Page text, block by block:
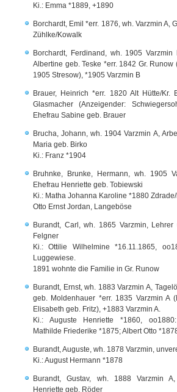
Ki.: Emma *1889, +1890
Borchardt, Emil *err. 1876, wh. Varzmin A,
Zühlke/Kowalk
Borchardt, Ferdinand, wh. 1905
Albertine geb. Teske *err. 1842 Gr. Runow
1905 Stresow), *1905 Varzmin B
Brauer, Heinrich *err. 1820 Alt Hütte/Kr.
Glasmacher (Anzeigender:
Ehefrau Sabine geb. Brauer
Brucha, Johann, wh. 1904 Varzmin A,
Maria geb. Birko
Ki.: Franz *1904
Bruhnke, Brunke, Hermann, wh. 1905
Ehefrau Henriette geb. Tobiewski
Ki.: Matha Johanna Karoline *1880
Otto Ernst Jordan, Langeböse
Burandt, Carl, wh. 1865 Varzmin,
Felgner
Ki.: Ottilie Wilhelmine *16.11.1865,
Luggewiese.
1891 wohnte die Familie in Gr. Runow
Burandt, Ernst, wh. 1883 Varzmin A,
geb. Moldenhauer *err. 1835 Varzmin A
Elisabeth geb. Fritz), +1883 Varzmin A.
Ki.: Auguste Henriette *1860,
Mathilde Friederike *1875; Albert Otto
Burandt, Auguste, wh. 1878 Varzmin,
Ki.: August Hermann *1878
Burandt, Gustav, wh. 1888 Varzmin
Henriette geb. Röder